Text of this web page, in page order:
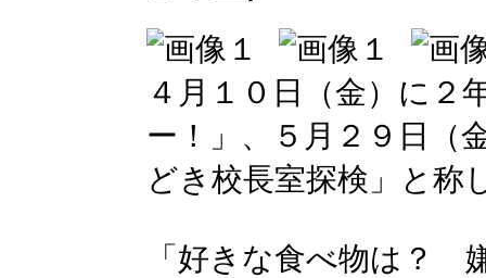
４月１０日（金）に２
ー！」、５月２９日（
どき校長室探検」と称
「好きな食べ物は？